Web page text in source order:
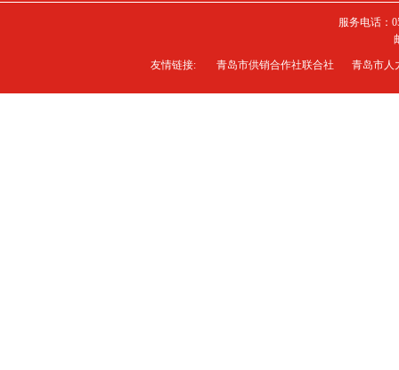
服务电话：
友情链接: 青岛市供销合作社联合社 青岛市人